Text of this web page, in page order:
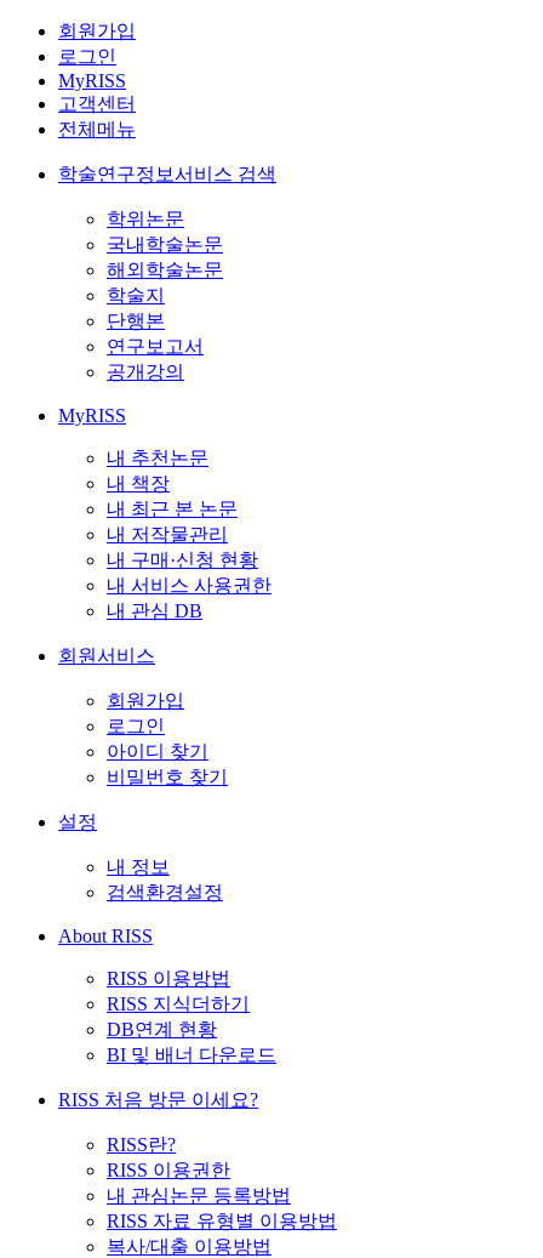
회원가입
로그인
MyRISS
고객센터
전체메뉴
학술연구정보서비스 검색
학위논문
국내학술논문
해외학술논문
학술지
단행본
연구보고서
공개강의
MyRISS
내 추천논문
내 책장
내 최근 본 논문
내 저작물관리
내 구매·신청 현황
내 서비스 사용권한
내 관심 DB
회원서비스
회원가입
로그인
아이디 찾기
비밀번호 찾기
설정
내 정보
검색환경설정
About RISS
RISS 이용방법
RISS 지식더하기
DB연계 현황
BI 및 배너 다운로드
RISS 처음 방문 이세요?
RISS란?
RISS 이용권한
내 관심논문 등록방법
RISS 자료 유형별 이용방법
복사/대출 이용방법